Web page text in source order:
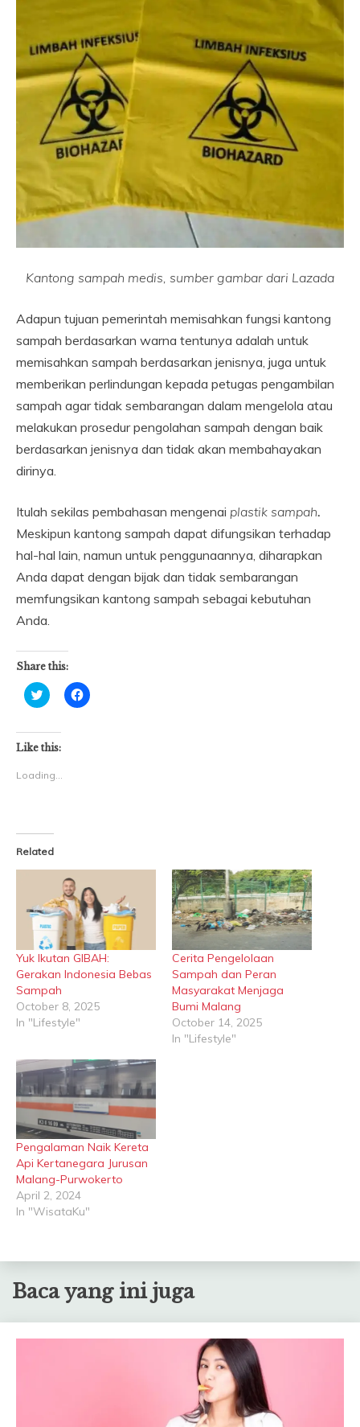
Kantong sampah medis, sumber gambar dari Lazada
Adapun tujuan pemerintah memisahkan fungsi kantong
sampah berdasarkan warna tentunya adalah untuk
memisahkan sampah berdasarkan jenisnya, juga untuk
memberikan perlindungan kepada petugas pengambilan
sampah agar tidak sembarangan dalam mengelola atau
melakukan prosedur pengolahan sampah dengan baik
berdasarkan jenisnya dan tidak akan membahayakan
dirinya.
Itulah sekilas pembahasan mengenai plastik sampah.
Meskipun kantong sampah dapat difungsikan terhadap
hal-hal lain, namun untuk penggunaannya, diharapkan
Anda dapat dengan bijak dan tidak sembarangan
memfungsikan kantong sampah sebagai kebutuhan
Anda.
Share this:
Click
to
Twitter
(Opens
in
window)
Click
to
Like this:
Loading...
Related
Yuk Ikutan GIBAH:
Gerakan Indonesia Bebas
Sampah
October 8, 2025
In "Lifestyle"
Cerita Pengelolaan
Sampah dan Peran
Masyarakat Menjaga
Bumi Malang
October 14, 2025
In "Lifestyle"
Pengalaman Naik Kereta
Api Kertanegara Jurusan
Malang-Purwokerto
April 2, 2024
In "WisataKu"
Baca yang ini juga